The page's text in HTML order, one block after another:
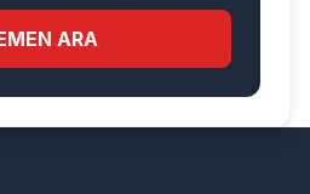
ARA